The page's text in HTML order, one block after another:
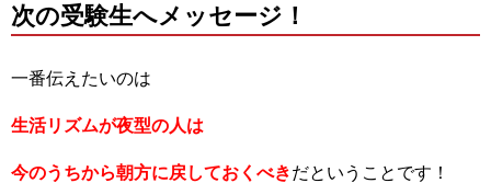
次の受験生へメッセージ！
一番伝えたいのは
生活リズムが夜型の人は
今のうちから朝方に戻しておくべきだということです！